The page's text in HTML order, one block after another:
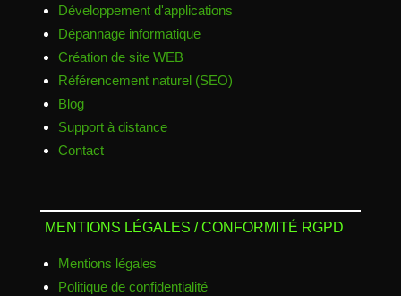
Développement d'applications
Dépannage informatique
Création de site WEB
Référencement naturel (SEO)
Blog
Support à distance
Contact
MENTIONS LÉGALES / CONFORMITÉ RGPD
Mentions légales
Politique de confidentialité